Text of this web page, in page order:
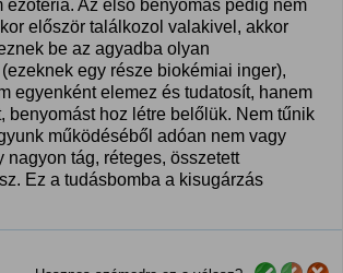
ezotéria. Az első benyomás pedig nem
először találkozol valakivel, akkor
be az agyadba olyan
egy része biokémiai inger),
egyenként elemez és tudatosít, hanem
benyomást hoz létre belőlük. Nem tűnik
működéséből adóan nem vagy
nagyon tág, réteges, összetett
Ez a tudásbomba a kisugárzás